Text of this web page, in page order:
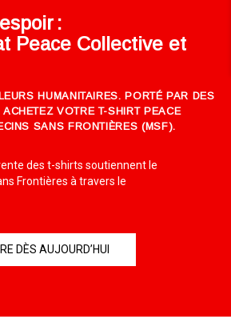
:
Peace Collective et
HUMANITAIRES. PORTÉ PAR DES
VOTRE T-SHIRT PEACE
SANS FRONTIÈRES (MSF).
des t-shirts soutiennent le
Frontières à travers le
DÈS AUJOURD’HUI